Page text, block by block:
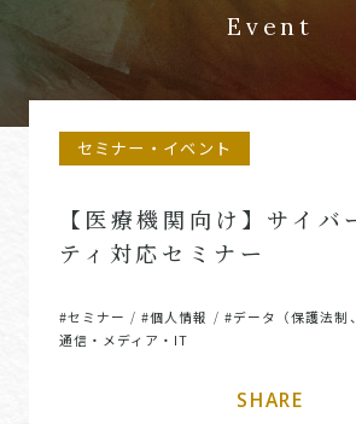
Event
セミナー・イベント
【医療機関向け】サイバ
ティ対応セミナー
#セミナー /#個人情報 / #データ（保護法制
通信・メディア・IT
SHARE